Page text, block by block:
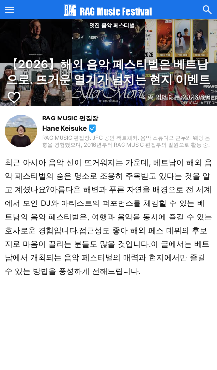
멋진 음악 페스티벌
【2026】해외 음악 페스티벌은 베트남
으로. 뜨거운 열기가 넘치는 현지 이벤트
favorite_border 최종 업데이트:2026/8/6
RAG MUSIC 편집장
Hane Keisuke beenhere
RAG MUSIC 편집장. JFC 공인 팩트체커. 음악 스튜디오 근무와 웨딩 음
향을 경험했으며, 2016년부터 RAG MUSIC 편집부의 일원으로 활동 중.
후에는 밴드에서 드럼 등 다양한 악기를 경험. 각종 곡 소개 글을 비롯해,
각지의 음악 페스티벌 소개 기사와 라이브 리포트 등, 자신의 음악 활동
과 지금까지의 업무로 쌓아 온 경험을 바탕으로 매일 기사를 제작하고 있
습니다. 음악은 국내외 록은 물론, 최근에는 J-POP도 폭넓게 즐겨 듣습
니다.
최근 아시아 음악 신이 뜨거워지는 가운데, 베트남이 해외 음
악 페스티벌의 숨은 명소로 조용히 주목받고 있다는 것을 알
고 계셨나요?아름다운 해변과 푸른 자연을 배경으로 전 세계
에서 모인 DJ와 아티스트의 퍼포먼스를 체감할 수 있는 베
트남의 음악 페스티벌은, 여행과 음악을 동시에 즐길 수 있는
호사로운 경험입니다.접근성도 좋아 해외 페스 데뷔의 후보
지로 마음이 끌리는 분들도 많을 것입니다.이 글에서는 베트
남에서 개최되는 음악 페스티벌의 매력과 현지에서만 즐길
수 있는 방법을 풍성하게 전해드립니다.